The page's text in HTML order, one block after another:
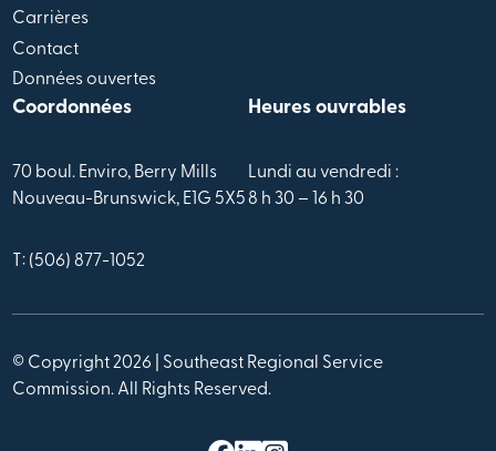
Carrières
Contact
Données ouvertes
Coordonnées
70 boul. Enviro, Berry Mills
Nouveau-Brunswick, E1G 5X5
T: (506) 877-1052
Heures ouvrables
Lundi au vendredi :
8 h 30 – 16 h 30
© Copyright 2026 | Southeast Regional Service
Commission. All Rights Reserved.